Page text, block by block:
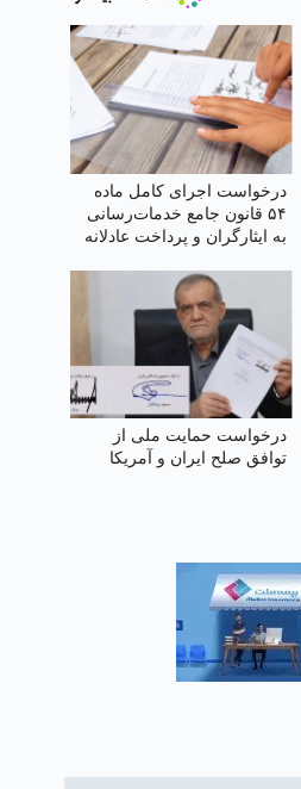
درخواست اجرای کامل ماده
۵۴ قانون جامع خدمات‌رسانی
به ایثارگران و پرداخت عادلانه
خانواده‌های شهدا
درخواست حمایت ملی از
توافق صلح ایران و آمریکا